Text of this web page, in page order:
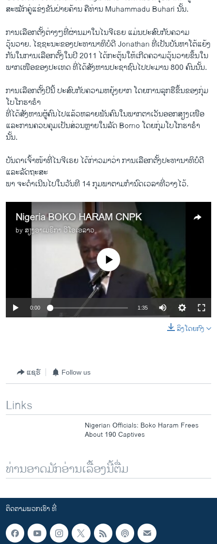
ສະໝັກ​ຄູ່​ແຂ່ງຂັນ​ຝ່າຍ​ຄ້ານ ຄື​ທ່ານ Muhammadu Buhari ນັ້ນ.
ການ​ເລືອກ​ຕັ້ງ​ຕ່າງໆ​ທີ່​ຜ່ານ​ມາ​ໃນ​ໄນ​ຈີ​ເຣຍ ​ແມ່ນ​ປະສົບ​ກັບ​ຄວາມ​
ວຸ້ນວາຍ. ​ໄຊຊະນະ​ຂອງ​ປະທານາທິບໍດີ Jonathan ທີ່​ເປັນ​ບັນຫາ​ໂຕ້​ແຍ້​ງ
ກັນ​ໃນ​ການ​ເລືອກ​ຕັ້ງ​ໃນ​ປີ 2011 ​ໄດ້​ກະ​ຕຸ້ນ​ໃຫ້ເກີດ​ຄວາມ​ວຸ້ນວາຍ​ຂຶ້ນ​ໃນ​
ພາກ​ເໜືອຂອງປະເທດ ທີ່​ໄດ້​ສັງຫານ​ປະຊາຊົນ​ໄປ​ປະມານ 800 ຄົນ​ນັ້ນ.
ການ​ເລືອກ​ຕັ້ງ​ປີ​ນີ້ ປະສົບ​ກັບ​ຄວາມ​ຫຍຸ້ງຍາກ ​ໂດຍ​ການ​ລຸກ​ຮື​ຂຶ້ນ​ຂອງກຸ່ມ​
ໂບ​ໂກ​ຮາຣຳ
ທີ່​ໄດ້​ສັງຫານ​ຜູ້​ຄົນ​ໄປ​ແລ້ວ​ຫລາຍ​ພັນ​ຄົນ​ໃນ​ພາກ​ຕາ​ເວັນ​ອອກສຽງ​ເໜືອ ​
ແລະ​ການ​ຄວບ​ຄຸມ​ເປັນ​ສ່ວນ​ຫຼາຍ​ໃນ​ລັດ Borno ​ໂດຍ​ກຸ່ມ​ໂບ​ໂກ​ຮາຣຳ
ນັ້ນ.
ບັນດາ​ເຈົ້າ​ໜ້າ​ທີ່​ໄນ​ຈີ​ເຣຍ ​ໄດ້​ກ່າວ​ມາ​ວ່າ ການ​ເລືອກ​ຕັ້ງ​ປະທານາທິບໍດີ ​
ແລະລັດຖະສະ
ພາ ຈະ​ດຳ​ເນີນ​ໄປ​ໃນ​ວັນ​ທີ 14 ກຸມພາ​ຕາມກຳນົດເວລາ​ທີ່​ວາງ​ໄວ້.
Nigeria BOKO HARAM CNPK
by ສຽງອາເມຣິກາ ວີໂອເອລາວ
No media source currently available
0:00 1:35
ລິງໂດຍກົງ
ແຊຣ໌ Follow us
Links
Nigerian Officials: Boko Haram Frees
About 190 Captives
ທ່ານອາດມັກອ່ານເລື້ອງນີ້ຕື່ມ
ຕິດຕາມພວກເຮົາ ທີ່